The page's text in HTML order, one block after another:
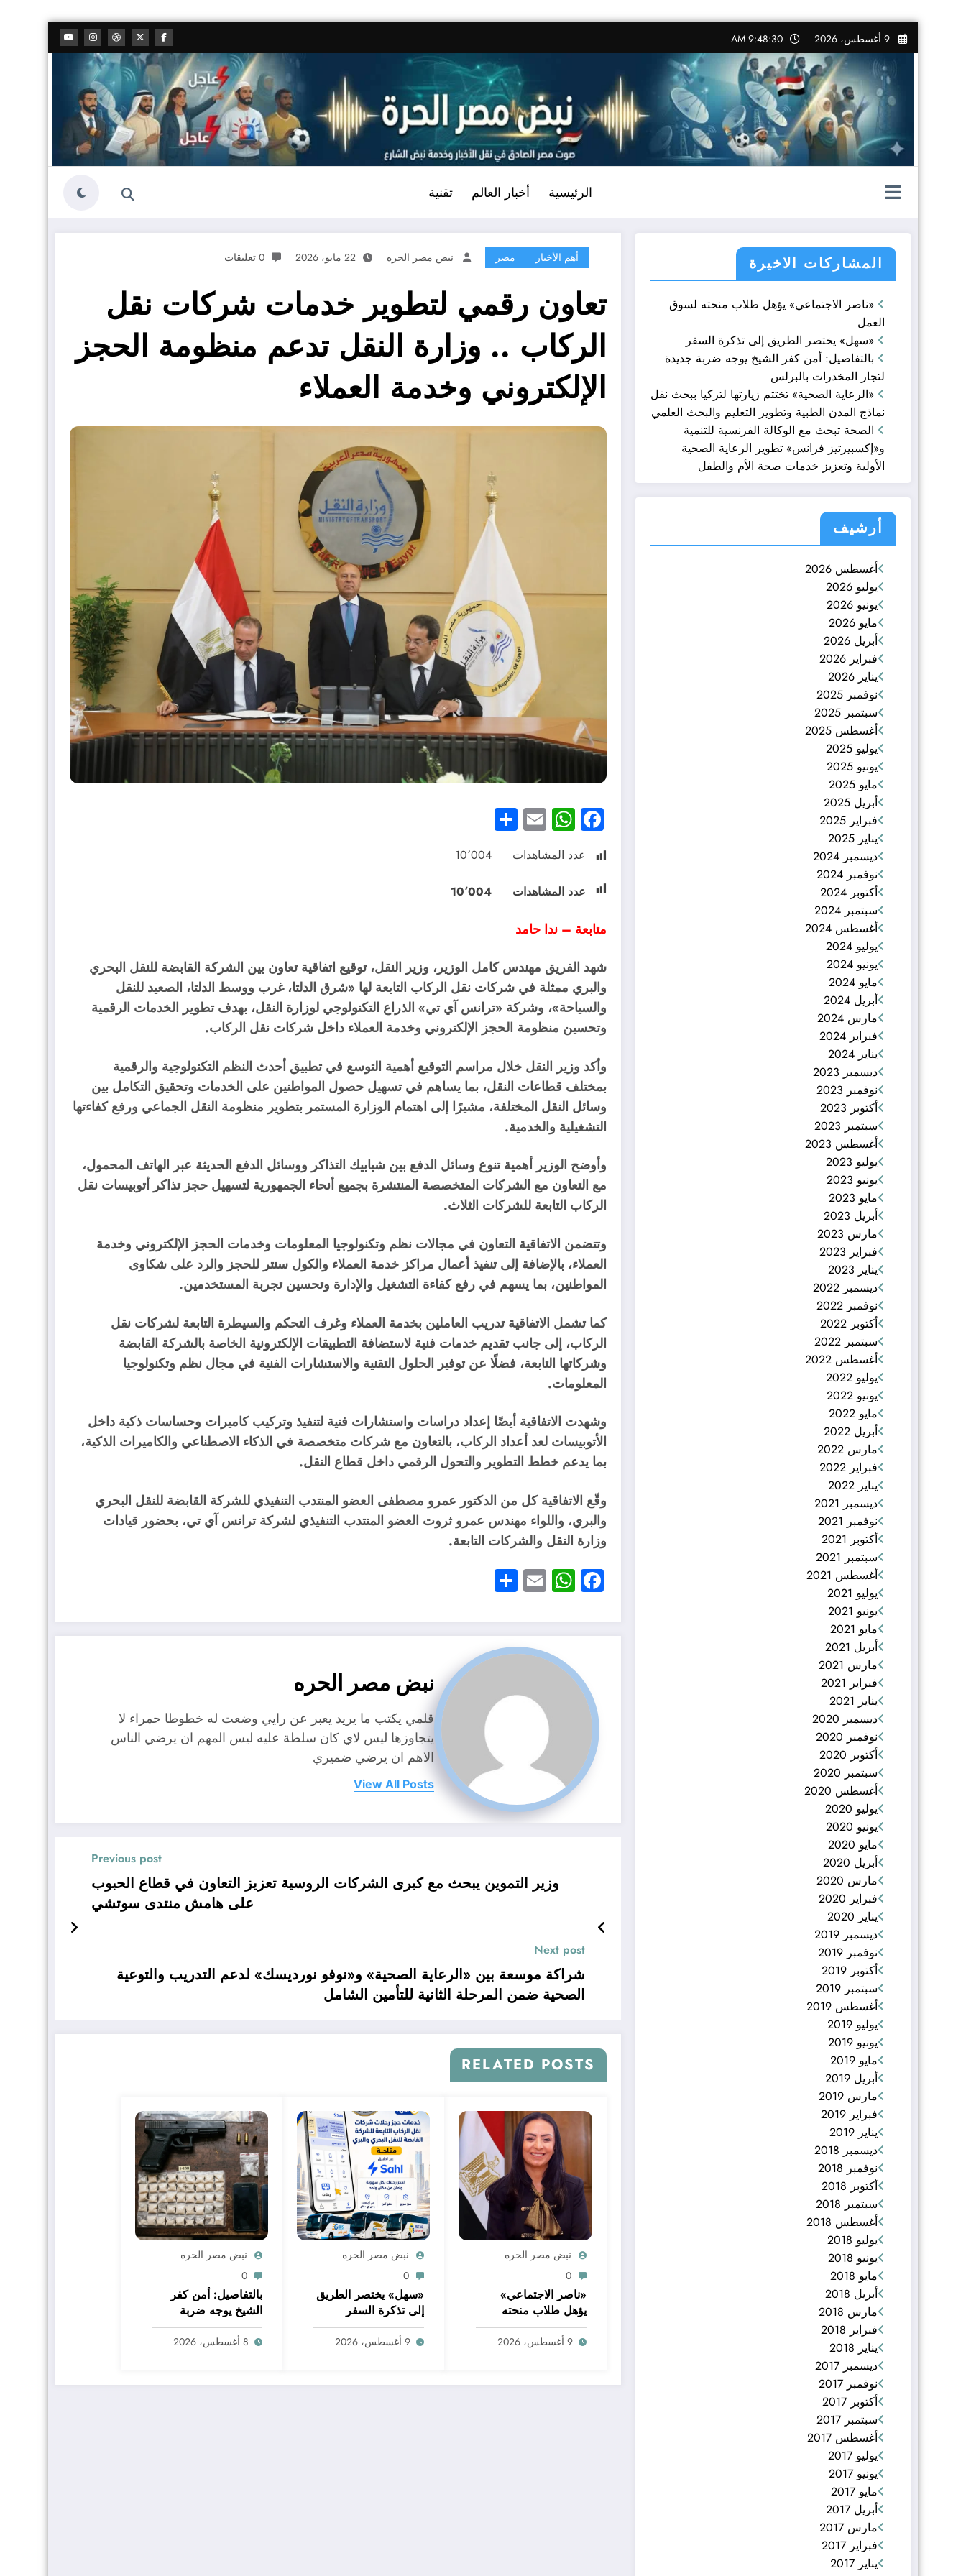
التجاوز
إلى
المحتوى
9 أغسطس، 2026 9:48:32 AM
الرئيسية أخبار العالم تقنية
المشاركات الاخيرة
«ناصر الاجتماعي» يؤهل طلاب منحته لسوق
العمل
«سهل» يختصر الطريق إلى تذكرة السفر
بالتفاصيل: أمن كفر الشيخ يوجه ضربة جديدة
لتجار المخدرات بالبرلس
«الرعاية الصحية» تختتم زيارتها لتركيا ببحث نقل
نماذج المدن الطبية وتطوير التعليم والبحث العلمي
الصحة تبحث مع الوكالة الفرنسية للتنمية
و«إكسبيرتيز فرانس» تطوير الرعاية الصحية
الأولية وتعزيز خدمات صحة الأم والطفل
أرشيف
أغسطس 2026
يوليو 2026
يونيو 2026
مايو 2026
أبريل 2026
فبراير 2026
يناير 2026
نوفمبر 2025
سبتمبر 2025
أغسطس 2025
يوليو 2025
يونيو 2025
مايو 2025
أبريل 2025
فبراير 2025
يناير 2025
ديسمبر 2024
نوفمبر 2024
أكتوبر 2024
سبتمبر 2024
أغسطس 2024
يوليو 2024
يونيو 2024
مايو 2024
أبريل 2024
مارس 2024
فبراير 2024
يناير 2024
ديسمبر 2023
نوفمبر 2023
أكتوبر 2023
سبتمبر 2023
أغسطس 2023
يوليو 2023
يونيو 2023
مايو 2023
أبريل 2023
مارس 2023
فبراير 2023
يناير 2023
ديسمبر 2022
نوفمبر 2022
أكتوبر 2022
سبتمبر 2022
أغسطس 2022
يوليو 2022
يونيو 2022
مايو 2022
أبريل 2022
مارس 2022
فبراير 2022
يناير 2022
ديسمبر 2021
نوفمبر 2021
أكتوبر 2021
سبتمبر 2021
أغسطس 2021
يوليو 2021
يونيو 2021
مايو 2021
أبريل 2021
مارس 2021
فبراير 2021
يناير 2021
ديسمبر 2020
نوفمبر 2020
أكتوبر 2020
سبتمبر 2020
أغسطس 2020
يوليو 2020
يونيو 2020
مايو 2020
أبريل 2020
مارس 2020
فبراير 2020
يناير 2020
ديسمبر 2019
نوفمبر 2019
أكتوبر 2019
سبتمبر 2019
أغسطس 2019
يوليو 2019
يونيو 2019
مايو 2019
أبريل 2019
مارس 2019
فبراير 2019
يناير 2019
ديسمبر 2018
نوفمبر 2018
أكتوبر 2018
سبتمبر 2018
أغسطس 2018
يوليو 2018
يونيو 2018
مايو 2018
أبريل 2018
مارس 2018
فبراير 2018
يناير 2018
ديسمبر 2017
نوفمبر 2017
أكتوبر 2017
سبتمبر 2017
أغسطس 2017
يوليو 2017
يونيو 2017
مايو 2017
أبريل 2017
مارس 2017
فبراير 2017
يناير 2017
أهم الأخبار مصر نبض مصر الحره 22 مايو، 2026 0 تعليقات
تعاون رقمي لتطوير خدمات شركات نقل
الركاب .. وزارة النقل تدعم منظومة الحجز
الإلكتروني وخدمة العملاء
Facebook
WhatsApp
Email
عدد المشاهدات 10٬004
عدد المشاهدات 10٬004
متابعة – ندا حامد
شهد الفريق مهندس كامل الوزير، وزير النقل، توقيع اتفاقية تعاون بين الشركة القابضة للنقل البحري
والبري ممثلة في شركات نقل الركاب التابعة لها «شرق الدلتا، غرب ووسط الدلتا، الصعيد للنقل
والسياحة»، وشركة «ترانس آي تي» الذراع التكنولوجي لوزارة النقل، بهدف تطوير الخدمات الرقمية
وتحسين منظومة الحجز الإلكتروني وخدمة العملاء داخل شركات نقل الركاب.
وأكد وزير النقل خلال مراسم التوقيع أهمية التوسع في تطبيق أحدث النظم التكنولوجية والرقمية
بمختلف قطاعات النقل، بما يساهم في تسهيل حصول المواطنين على الخدمات وتحقيق التكامل بين
وسائل النقل المختلفة، مشيرًا إلى اهتمام الوزارة المستمر بتطوير منظومة النقل الجماعي ورفع كفاءتها
التشغيلية والخدمية.
وأوضح الوزير أهمية تنوع وسائل الدفع بين شبابيك التذاكر ووسائل الدفع الحديثة عبر الهاتف المحمول،
مع التعاون مع الشركات المتخصصة المنتشرة بجميع أنحاء الجمهورية لتسهيل حجز تذاكر أتوبيسات نقل
الركاب التابعة للشركات الثلاث.
وتتضمن الاتفاقية التعاون في مجالات نظم وتكنولوجيا المعلومات وخدمات الحجز الإلكتروني وخدمة
العملاء، بالإضافة إلى تنفيذ أعمال مراكز خدمة العملاء والكول سنتر للحجز والرد على شكاوى
المواطنين، بما يسهم في رفع كفاءة التشغيل والإدارة وتحسين تجربة المستخدمين.
كما تشمل الاتفاقية تدريب العاملين بخدمة العملاء وغرف التحكم والسيطرة التابعة لشركات نقل
الركاب، إلى جانب تقديم خدمات فنية لاستضافة التطبيقات الإلكترونية الخاصة بالشركة القابضة
وشركاتها التابعة، فضلًا عن توفير الحلول التقنية والاستشارات الفنية في مجال نظم وتكنولوجيا
المعلومات.
وشهدت الاتفاقية أيضًا إعداد دراسات واستشارات فنية لتنفيذ وتركيب كاميرات وحساسات ذكية داخل
الأتوبيسات لعد أعداد الركاب، بالتعاون مع شركات متخصصة في الذكاء الاصطناعي والكاميرات الذكية،
بما يدعم خطط التطوير والتحول الرقمي داخل قطاع النقل.
وقّع الاتفاقية كل من الدكتور عمرو مصطفى العضو المنتدب التنفيذي للشركة القابضة للنقل البحري
والبري، واللواء مهندس عمرو ثروت العضو المنتدب التنفيذي لشركة ترانس آي تي، بحضور قيادات
وزارة النقل والشركات التابعة.
Facebook
WhatsApp
Email
نبض مصر الحره
قلمي يكتب ما يريد يعبر عن رايي وضعت له خطوطا حمراء لا
يتجاوزها ليس لاي كان سلطة عليه ليس المهم ان يرضي الناس
الاهم ان يرضي ضميري
View All Posts
Previous post
وزير التموين يبحث مع كبرى الشركات الروسية تعزيز التعاون في قطاع الحبوب
على هامش منتدى سوتشي
Next post
شراكة موسعة بين «الرعاية الصحية» و«نوفو نورديسك» لدعم التدريب والتوعية
الصحية ضمن المرحلة الثانية للتأمين الشامل
RELATED POSTS
نبض مصر الحره
0
«ناصر الاجتماعي»
يؤهل طلاب منحته
لسوق العمل
9 أغسطس، 2026
نبض مصر الحره
0
«سهل» يختصر الطريق
إلى تذكرة السفر
9 أغسطس، 2026
نبض مصر الحره
0
بالتفاصيل: أمن كفر
الشيخ يوجه ضربة
جديدة لتجار المخدرات
بالبرلس
8 أغسطس، 2026